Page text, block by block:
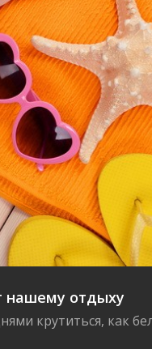
нашему отдыху
крутиться, как